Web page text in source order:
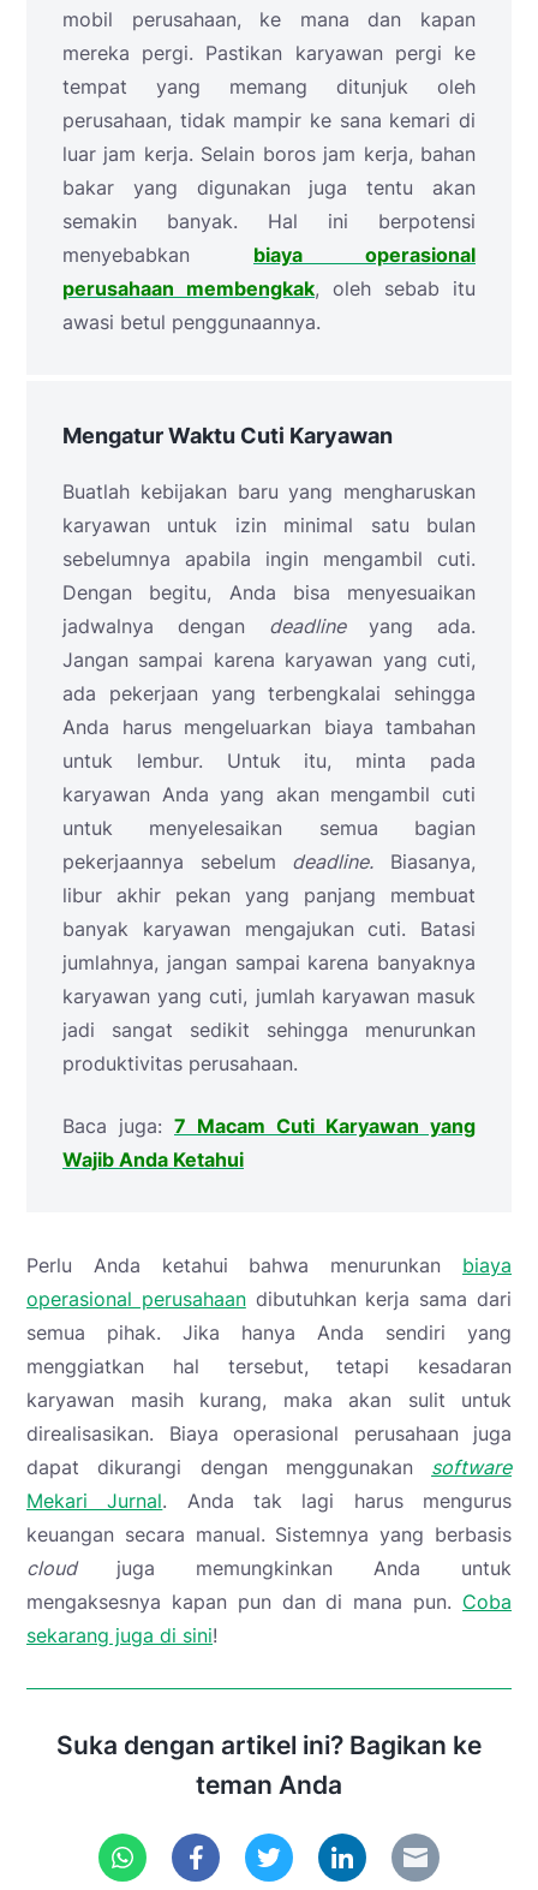
mobil perusahaan, ke mana dan kapan
mereka pergi. Pastikan karyawan pergi ke
tempat yang memang ditunjuk oleh
perusahaan, tidak mampir ke sana kemari di
luar jam kerja. Selain boros jam kerja, bahan
bakar yang digunakan juga tentu akan
semakin banyak. Hal ini berpotensi
menyebabkan biaya operasional
perusahaan membengkak, oleh sebab itu
awasi betul penggunaannya.
Mengatur Waktu Cuti Karyawan
Buatlah kebijakan baru yang mengharuskan
karyawan untuk izin minimal satu bulan
sebelumnya apabila ingin mengambil cuti.
Dengan begitu, Anda bisa menyesuaikan
jadwalnya dengan deadlineyang ada.
Jangan sampai karena karyawan yang cuti,
ada pekerjaan yang terbengkalai sehingga
Anda harus mengeluarkan biaya tambahan
untuk lembur. Untuk itu, minta pada
karyawan Anda yang akan mengambil cuti
untuk menyelesaikan semua bagian
pekerjaannya sebelum deadline. Biasanya,
libur akhir pekan yang panjang membuat
banyak karyawan mengajukan cuti. Batasi
jumlahnya, jangan sampai karena banyaknya
karyawan yang cuti, jumlah karyawan masuk
jadi sangat sedikit sehingga menurunkan
produktivitas perusahaan.
Baca juga: 7 Macam Cuti Karyawan yang
Wajib Anda Ketahui
Perlu Anda ketahui bahwa menurunkan biaya
operasional perusahaandibutuhkan kerja sama dari
semua pihak. Jika hanya Anda sendiri yang
menggiatkan hal tersebut, tetapi kesadaran
karyawan masih kurang, maka akan sulit untuk
direalisasikan. Biaya operasional perusahaan juga
dapat dikurangi dengan menggunakan software
Mekari Jurnal. Anda tak lagi harus mengurus
keuangan secara manual. Sistemnya yang berbasis
cloud juga memungkinkan Anda untuk
mengaksesnya kapan pun dan di mana pun. Coba
sekarang juga di sini!
Suka dengan artikel ini? Bagikan ke
teman Anda